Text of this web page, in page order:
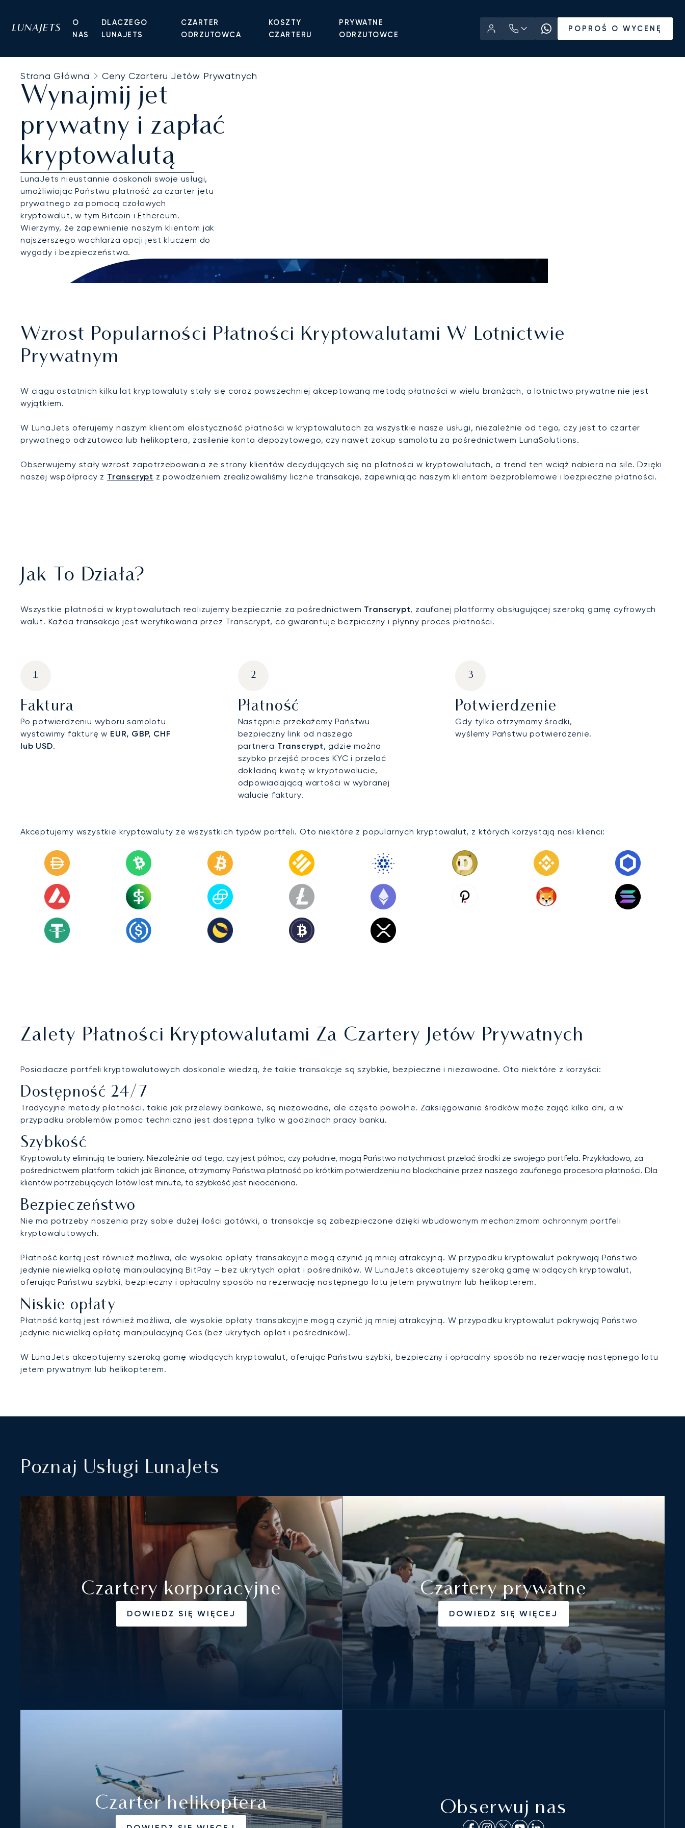
O
NAS
DLACZEGO
LUNAJETS
CZARTER
ODRZUTOWCA
KOSZTY
CZARTERU
PRYWATNE
ODRZUTOWCE
POPROŚ O WYCENĘ
Strona Główna Ceny Czarteru Jetów Prywatnych
Wynajmij jet
prywatny i zapłać
kryptowalutą
LunaJets nieustannie doskonali swoje usługi,
umożliwiając Państwu płatność za czarter jetu
prywatnego za pomocą czołowych
kryptowalut, w tym Bitcoin i Ethereum.
Wierzymy, że zapewnienie naszym klientom jak
najszerszego wachlarza opcji jest kluczem do
wygody i bezpieczeństwa.
Wzrost Popularności Płatności Kryptowalutami W Lotnictwie
Prywatnym
W ciągu ostatnich kilku lat kryptowaluty stały się coraz powszechniej akceptowaną metodą płatności w wielu branżach, a lotnictwo prywatne nie jest
wyjątkiem.
W LunaJets oferujemy naszym klientom elastyczność płatności w kryptowalutach za wszystkie nasze usługi, niezależnie od tego, czy jest to czarter
prywatnego odrzutowca lub helikoptera, zasilenie konta depozytowego, czy nawet zakup samolotu za pośrednictwem LunaSolutions.
Obserwujemy stały wzrost zapotrzebowania ze strony klientów decydujących się na płatności w kryptowalutach, a trend ten wciąż nabiera na sile. Dzięki
naszej współpracy z Transcrypt z powodzeniem zrealizowaliśmy liczne transakcje, zapewniając naszym klientom bezproblemowe i bezpieczne płatności.
Jak To Działa?
Wszystkie płatności w kryptowalutach realizujemy bezpiecznie za pośrednictwem Transcrypt, zaufanej platformy obsługującej szeroką gamę cyfrowych
walut. Każda transakcja jest weryfikowana przez Transcrypt, co gwarantuje bezpieczny i płynny proces płatności.
1
Faktura
Po potwierdzeniu wyboru samolotu
wystawimy fakturę w EUR, GBP, CHF
lub USD.
2
Płatność
Następnie przekażemy Państwu
bezpieczny link od naszego
partnera Transcrypt, gdzie można
szybko przejść proces KYC i przelać
dokładną kwotę w kryptowalucie,
odpowiadającą wartości w wybranej
walucie faktury.
3
Potwierdzenie
Gdy tylko otrzymamy środki,
wyślemy Państwu potwierdzenie.
Akceptujemy wszystkie kryptowaluty ze wszystkich typów portfeli. Oto niektóre z popularnych kryptowalut, z których korzystają nasi klienci:
Zalety Płatności Kryptowalutami Za Czartery Jetów Prywatnych
Posiadacze portfeli kryptowalutowych doskonale wiedzą, że takie transakcje są szybkie, bezpieczne i niezawodne. Oto niektóre z korzyści:
Dostępność 24/7
Tradycyjne metody płatności, takie jak przelewy bankowe, są niezawodne, ale często powolne. Zaksięgowanie środków może zająć kilka dni, a w
przypadku problemów pomoc techniczna jest dostępna tylko w godzinach pracy banku.
Szybkość
Kryptowaluty eliminują te bariery. Niezależnie od tego, czy jest północ, czy południe, mogą Państwo natychmiast przelać środki ze swojego portfela. Przykładowo, za
pośrednictwem platform takich jak Binance, otrzymamy Państwa płatność po krótkim potwierdzeniu na blockchainie przez naszego zaufanego procesora płatności. Dla
klientów potrzebujących lotów last minute, ta szybkość jest nieoceniona.
Bezpieczeństwo
Nie ma potrzeby noszenia przy sobie dużej ilości gotówki, a transakcje są zabezpieczone dzięki wbudowanym mechanizmom ochronnym portfeli
kryptowalutowych.
Płatność kartą jest również możliwa, ale wysokie opłaty transakcyjne mogą czynić ją mniej atrakcyjną. W przypadku kryptowalut pokrywają Państwo
jedynie niewielką opłatę manipulacyjną BitPay – bez ukrytych opłat i pośredników. W LunaJets akceptujemy szeroką gamę wiodących kryptowalut,
oferując Państwu szybki, bezpieczny i opłacalny sposób na rezerwację następnego lotu jetem prywatnym lub helikopterem.
Niskie opłaty
Płatność kartą jest również możliwa, ale wysokie opłaty transakcyjne mogą czynić ją mniej atrakcyjną. W przypadku kryptowalut pokrywają Państwo
jedynie niewielką opłatę manipulacyjną Gas (bez ukrytych opłat i pośredników).
W LunaJets akceptujemy szeroką gamę wiodących kryptowalut, oferując Państwu szybki, bezpieczny i opłacalny sposób na rezerwację następnego lotu
jetem prywatnym lub helikopterem.
Poznaj Usługi LunaJets
Czartery korporacyjne
DOWIEDZ SIĘ WIĘCEJ
Czartery prywatne
DOWIEDZ SIĘ WIĘCEJ
Czarter helikoptera Obserwuj nas